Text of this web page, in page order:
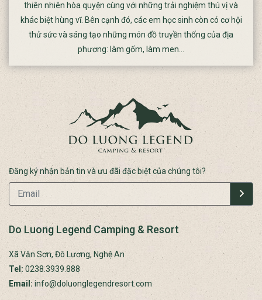
thiên nhiên hòa quyện cùng với những trải nghiệm thú vị và
khác biệt hùng vĩ. Bên cạnh đó, các em học sinh còn có cơ hội
thử sức và sáng tạo những món đồ truyền thống của địa
phương: làm gốm, làm men…
Đăng ký nhận bản tin và ưu đãi đặc biệt của chúng tôi?
Do Luong Legend Camping & Resort
Xã Văn Sơn, Đô Lương, Nghệ An
Tel:0238.3939.888
Email: info@doluonglegendresort.com